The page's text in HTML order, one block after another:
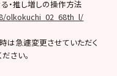
・推し増しの操作方法
olkokuchi_02_68th_l/
急遽変更させていただく
さい。